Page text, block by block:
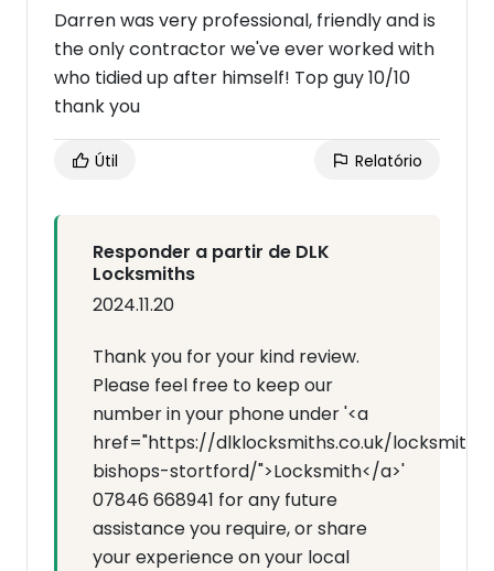
Darren was very professional, friendly and is
the only contractor we've ever worked with
who tidied up after himself! Top guy 10/10
thank you
Útil Relatório
Responder a partir de DLK
Locksmiths
2024.11.20
Thank you for your kind review.
Please feel free to keep our
number in your phone under '<a
href="https://dlklocksmiths.co.uk/locksmith-
bishops-stortford/">Locksmith</a>'
07846 668941 for any future
assistance you require, or share
your experience on your local